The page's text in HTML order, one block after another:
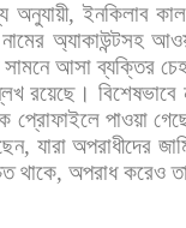
অনুযায়ী,ইনকিলাব
নামের অ্যাকাউন্টসহ
সামনে আসা ব্যক্তির
রয়েছে। বিশেষভাবে
প্রোফাইলে পাওয়া
, যারা অপরাধীদের
থাকে, অপরাধ করেও